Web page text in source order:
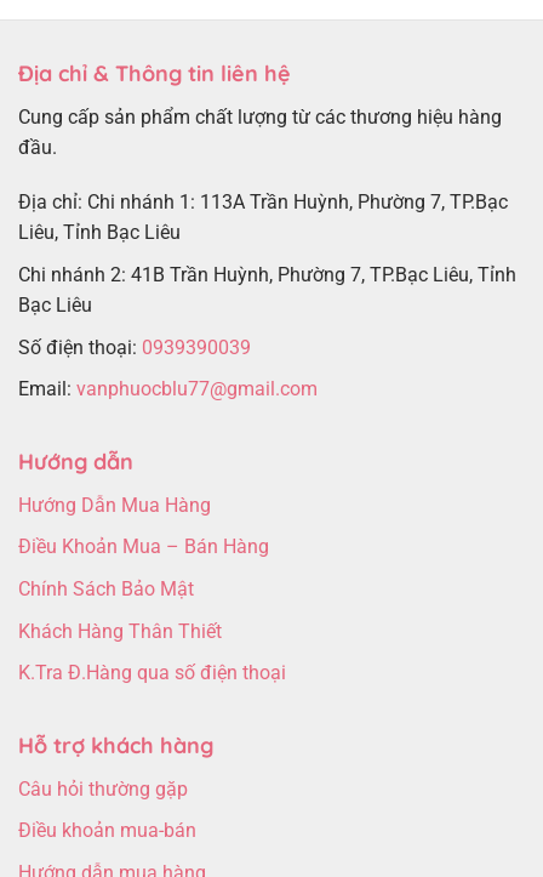
Địa chỉ & Thông tin liên hệ
Cung cấp sản phẩm chất lượng từ các thương hiệu hàng
đầu.
Địa chỉ: Chi nhánh 1: 113A Trần Huỳnh, Phường 7, TP.Bạc
Liêu, Tỉnh Bạc Liêu
Chi nhánh 2: 41B Trần Huỳnh, Phường 7, TP.Bạc Liêu, Tỉnh
Bạc Liêu
Số điện thoại: 0939390039
Email: vanphuocblu77@gmail.com
Hướng dẫn
Hướng Dẫn Mua Hàng
Điều Khoản Mua – Bán Hàng
Chính Sách Bảo Mật
Khách Hàng Thân Thiết
K.Tra Đ.Hàng qua số điện thoại
Hỗ trợ khách hàng
Câu hỏi thường gặp
Điều khoản mua-bán